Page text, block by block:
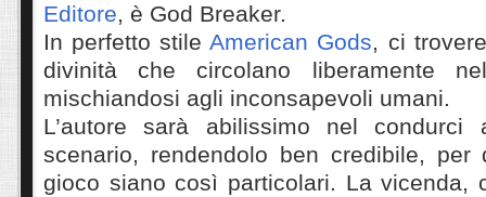
Editore, è God Breaker.
In perfetto stileAmerican Gods, ci
divinità che circolano liberamente
mischiandosi agli inconsapevoli umani.
L’autore sarà abilissimo nel condurci
scenario, rendendolo ben credibile,
gioco siano così particolari. La vicenda,